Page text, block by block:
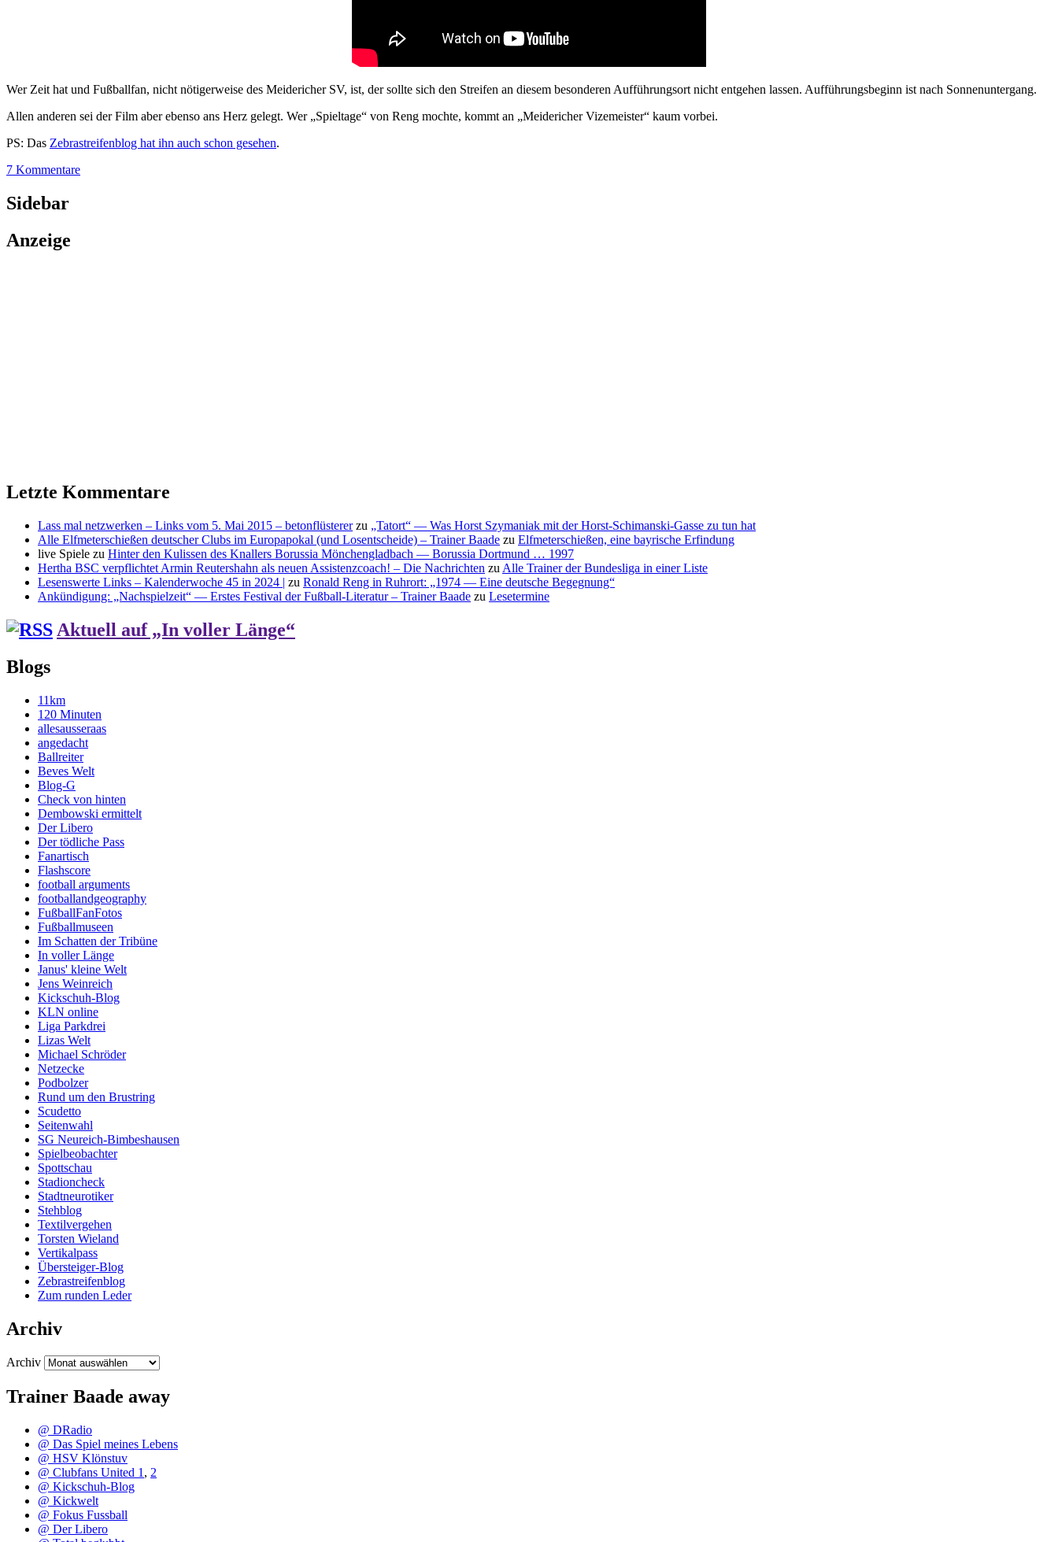
Wer Zeit hat und Fußballfan, nicht nötigerweise des Meidericher SV, ist, der sollte sich den Streifen an diesem besonderen Aufführungsort nicht entgehen lassen. Aufführungsbeginn ist nach Sonnenuntergang.
Allen anderen sei der Film aber ebenso ans Herz gelegt. Wer „Spieltage“ von Reng mochte, kommt an „Meidericher Vizemeister“ kaum vorbei.
PS: Das Zebrastreifenblog hat ihn auch schon gesehen.
7 Kommentare
Sidebar
Anzeige
Letzte Kommentare
Lass mal netzwerken – Links vom 5. Mai 2015 – betonflüstererzu „Tatort“ — Was Horst Szymaniak mit der Horst-Schimanski-Gasse zu tun hat
Alle Elfmeterschießen deutscher Clubs im Europapokal (und Losentscheide) – Trainer Baade zu Elfmeterschießen, eine bayrische Erfindung
live Spiele zu Hinter den Kulissen des Knallers Borussia Mönchengladbach — Borussia Dortmund … 1997
Hertha BSC verpflichtet Armin Reutershahn als neuen Assistenzcoach! – Die Nachrichten zu Alle Trainer der Bundesliga in einer Liste
Lesenswerte Links – Kalenderwoche 45 in 2024 | zu Ronald Reng in Ruhrort: „1974 — Eine deutsche Begegnung“
Ankündigung: „Nachspielzeit“ — Erstes Festival der Fußball-Literatur – Trainer Baade zu Lesetermine
Aktuell auf „In voller Länge“
Blogs
11km
120 Minuten
allesausseraas
angedacht
Ballreiter
Beves Welt
Blog-G
Check von hinten
Dembowski ermittelt
Der Libero
Der tödliche Pass
Fanartisch
Flashscore
football arguments
footballandgeography
FußballFanFotos
Fußballmuseen
Im Schatten der Tribüne
In voller Länge
Janus' kleine Welt
Jens Weinreich
Kickschuh-Blog
KLN online
Liga Parkdrei
Lizas Welt
Michael Schröder
Netzecke
Podbolzer
Rund um den Brustring
Scudetto
Seitenwahl
SG Neureich-Bimbeshausen
Spielbeobachter
Spottschau
Stadioncheck
Stadtneurotiker
Stehblog
Textilvergehen
Torsten Wieland
Vertikalpass
Übersteiger-Blog
Zebrastreifenblog
Zum runden Leder
Archiv
Archiv
Trainer Baade away
@ DRadio
@ Das Spiel meines Lebens
@ HSV Klönstuv
@ Clubfans United 1 , 2
@ Kickschuh-Blog
@ Kickwelt
@ Fokus Fussball
@ Der Libero